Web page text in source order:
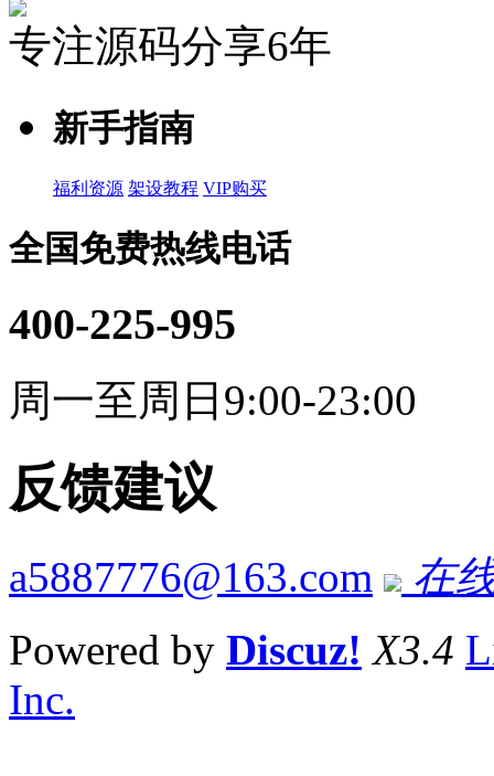
专注源码分享6年
新手指南
福利资源 架设教程 VIP购买
全国免费热线电话
400-225-995
周一至周日9:00-23:00
反馈建议
a5887776@163.com
在
Powered by Discuz! X3.4
Inc.